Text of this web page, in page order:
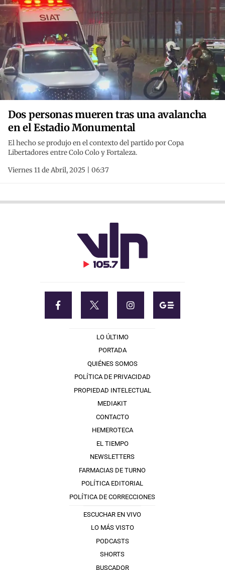
Dos personas mueren tras una avalancha
en el Estadio Monumental
El hecho se produjo en el contexto del partido por Copa
Libertadores entre Colo Colo y Fortaleza.
Viernes 11 de Abril, 2025 | 06:37
LO ÚLTIMO
PORTADA
QUIÉNES SOMOS
POLÍTICA DE PRIVACIDAD
PROPIEDAD INTELECTUAL
MEDIAKIT
CONTACTO
HEMEROTECA
EL TIEMPO
NEWSLETTERS
FARMACIAS DE TURNO
POLÍTICA EDITORIAL
POLÍTICA DE CORRECCIONES
ESCUCHAR EN VIVO
LO MÁS VISTO
PODCASTS
SHORTS
BUSCADOR